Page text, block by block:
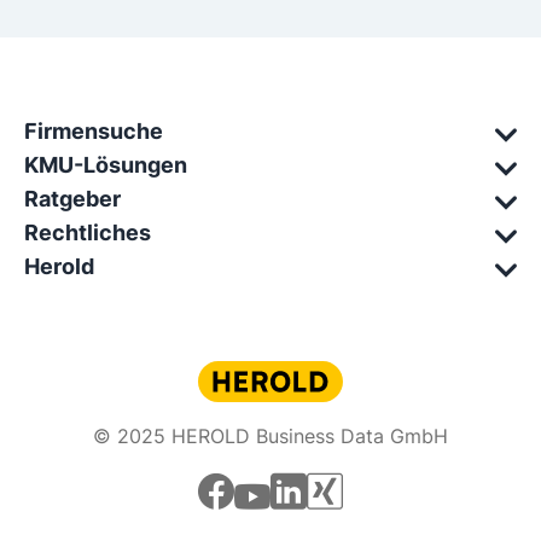
Firmensuche
KMU-Lösungen
Ratgeber
Rechtliches
Herold
© 2025 HEROLD Business Data GmbH